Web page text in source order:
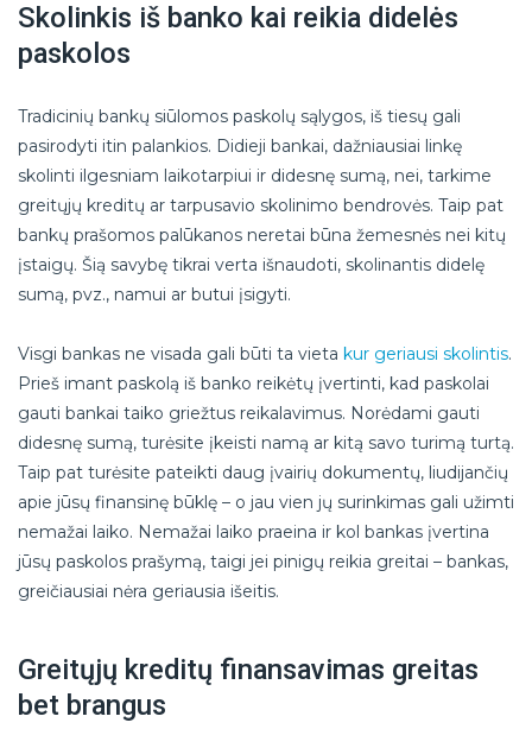
Skolinkis iš banko kai reikia didelės
paskolos
Tradicinių bankų siūlomos paskolų sąlygos, iš tiesų gali
pasirodyti itin palankios. Didieji bankai, dažniausiai linkę
skolinti ilgesniam laikotarpiui ir didesnę sumą, nei, tarkime
greitųjų kreditų ar tarpusavio skolinimo bendrovės. Taip pat
bankų prašomos palūkanos neretai būna žemesnės nei kitų
įstaigų. Šią savybę tikrai verta išnaudoti, skolinantis didelę
sumą, pvz., namui ar butui įsigyti.
Visgi bankas ne visada gali būti ta vieta kur geriausi skolintis.
Prieš imant paskolą iš banko reikėtų įvertinti, kad paskolai
gauti bankai taiko griežtus reikalavimus. Norėdami gauti
didesnę sumą, turėsite įkeisti namą ar kitą savo turimą turtą.
Taip pat turėsite pateikti daug įvairių dokumentų, liudijančių
apie jūsų finansinę būklę – o jau vien jų surinkimas gali užimti
nemažai laiko. Nemažai laiko praeina ir kol bankas įvertina
jūsų paskolos prašymą, taigi jei pinigų reikia greitai – bankas,
greičiausiai nėra geriausia išeitis.
Greitųjų kreditų finansavimas greitas
bet brangus